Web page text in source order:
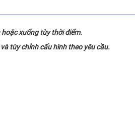
xuống tùy thời điểm.
tùy chỉnh cấu hình theo yêu cầu.